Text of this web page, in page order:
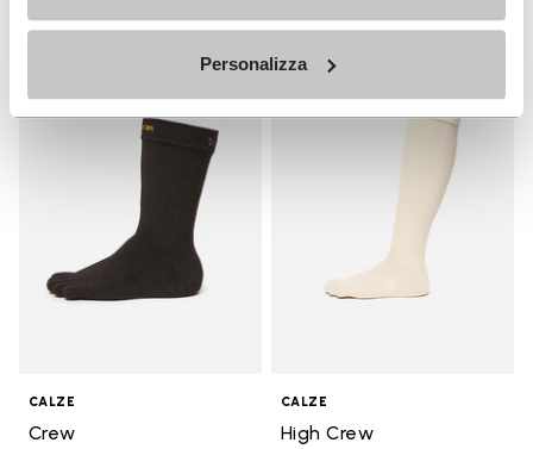
Personalizza
Add to wishlist Crew
CALZE
Crew
Add
CALZE
High Crew